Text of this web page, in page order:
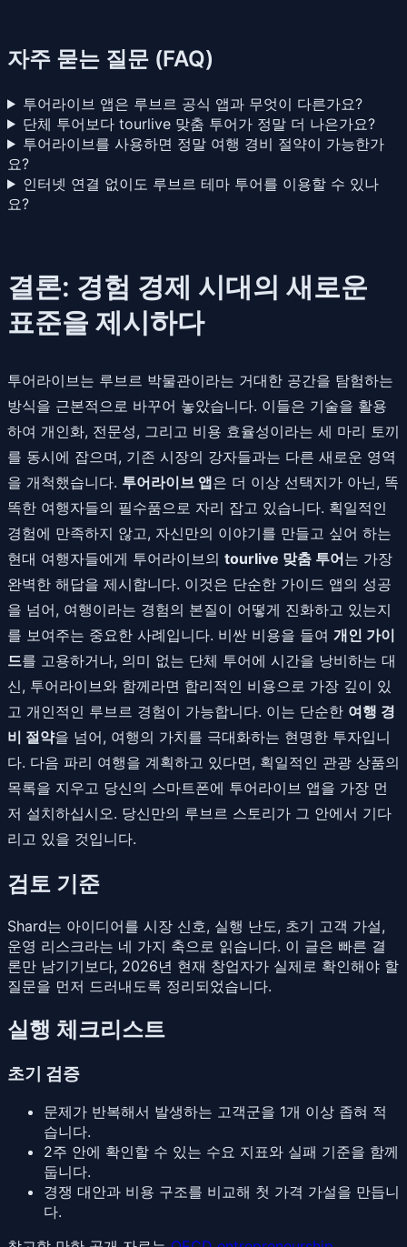
자주 묻는 질문 (FAQ)
투어라이브 앱은 루브르 공식 앱과 무엇이 다른가요?
단체 투어보다 tourlive 맞춤 투어가 정말 더 나은가요?
투어라이브를 사용하면 정말 여행 경비 절약이 가능한가
요?
인터넷 연결 없이도 루브르 테마 투어를 이용할 수 있나
요?
결론: 경험 경제 시대의 새로운
표준을 제시하다
투어라이브는 루브르 박물관이라는 거대한 공간을 탐험하는
방식을 근본적으로 바꾸어 놓았습니다. 이들은 기술을 활용
하여 개인화, 전문성, 그리고 비용 효율성이라는 세 마리 토끼
를 동시에 잡으며, 기존 시장의 강자들과는 다른 새로운 영역
을 개척했습니다. 투어라이브 앱은 더 이상 선택지가 아닌, 똑
똑한 여행자들의 필수품으로 자리 잡고 있습니다. 획일적인
경험에 만족하지 않고, 자신만의 이야기를 만들고 싶어 하는
현대 여행자들에게 투어라이브의 tourlive 맞춤 투어는 가장
완벽한 해답을 제시합니다. 이것은 단순한 가이드 앱의 성공
을 넘어, 여행이라는 경험의 본질이 어떻게 진화하고 있는지
를 보여주는 중요한 사례입니다. 비싼 비용을 들여 개인 가이
드를 고용하거나, 의미 없는 단체 투어에 시간을 낭비하는 대
신, 투어라이브와 함께라면 합리적인 비용으로 가장 깊이 있
고 개인적인 루브르 경험이 가능합니다. 이는 단순한 여행 경
비 절약을 넘어, 여행의 가치를 극대화하는 현명한 투자입니
다. 다음 파리 여행을 계획하고 있다면, 획일적인 관광 상품의
목록을 지우고 당신의 스마트폰에 투어라이브 앱을 가장 먼
저 설치하십시오. 당신만의 루브르 스토리가 그 안에서 기다
리고 있을 것입니다.
검토 기준
Shard는 아이디어를 시장 신호, 실행 난도, 초기 고객 가설,
운영 리스크라는 네 가지 축으로 읽습니다. 이 글은 빠른 결
론만 남기기보다, 2026년 현재 창업자가 실제로 확인해야 할
질문을 먼저 드러내도록 정리되었습니다.
실행 체크리스트
초기 검증
문제가 반복해서 발생하는 고객군을 1개 이상 좁혀 적
습니다.
2주 안에 확인할 수 있는 수요 지표와 실패 기준을 함께
둡니다.
경쟁 대안과 비용 구조를 비교해 첫 가격 가설을 만듭니
다.